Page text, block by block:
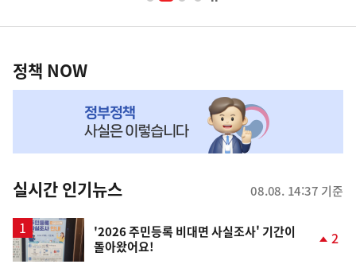
영
책
NOW,
뉴
스
정책 NOW
실시간 인기뉴스 08.08. 14:37 기준
'2026 주민등록 비대면 사실조사' 기간이
돌아왔어요!
2